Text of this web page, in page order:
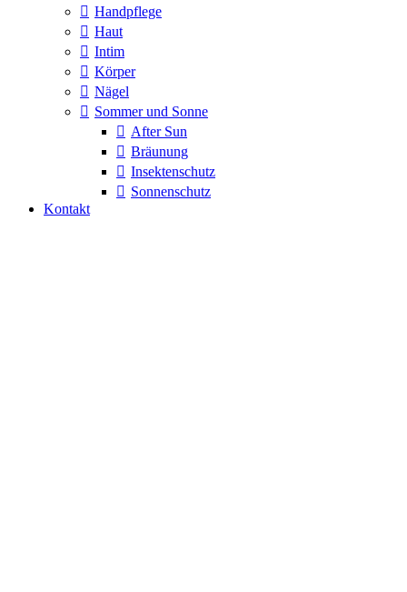
Handpflege
Haut
Intim
Körper
Nägel
Sommer und Sonne
After Sun
Bräunung
Insektenschutz
Sonnenschutz
Kontakt